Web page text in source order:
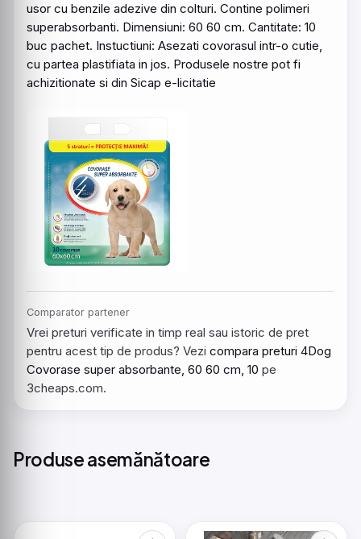
usor cu benzile adezive din colturi. Contine polimeri
superabsorbanti. Dimensiuni: 60 60 cm. Cantitate: 10
buc pachet. Instuctiuni: Asezati covorasul intr-o cutie,
cu partea plastifiata in jos. Produsele nostre pot fi
achizitionate si din Sicap e-licitatie
Comparator partener
Vrei preturi verificate in timp real sau istoric de pret
pentru acest tip de produs? Vezi compara preturi 4Dog
Covorase super absorbante, 60 60 cm, 10 pe
3cheaps.com.
Produse asemănătoare